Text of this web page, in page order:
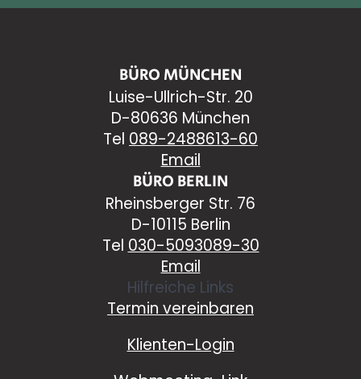
BÜRO MÜNCHEN
Luise-Ullrich-Str. 20
D-80636 München
Tel 089-2488613-60
Email
BÜRO BERLIN
Rheinsberger Str. 76
D-10115 Berlin
Tel 030-5093089-30
Email
Hilfreiche Links
Termin vereinbaren
Klienten-Login